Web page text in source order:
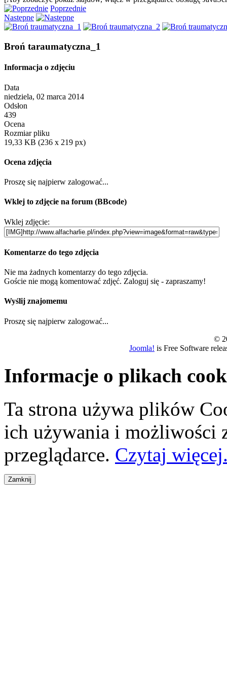
Poprzednie
Następne
Broń taraumatyczna_1
Informacja o zdjęciu
Data
niedziela, 02 marca 2014
Odsłon
439
Ocena
Rozmiar pliku
19,33 KB (236 x 219 px)
Ocena zdjęcia
Proszę się najpierw zalogować...
Wklej to zdjęcie na forum (BBcode)
Wklej zdjęcie:
Komentarze do tego zdjęcia
Nie ma żadnych komentarzy do tego zdjęcia.
Goście nie mogą komentować zdjęć. Zaloguj się - zapraszamy!
Wyślij znajomemu
Proszę się najpierw zalogować...
©
Joomla! is Free Software
Informacje o plikach
Ta strona używa plików
ich używania i możliwości
przeglądarce. Czytaj